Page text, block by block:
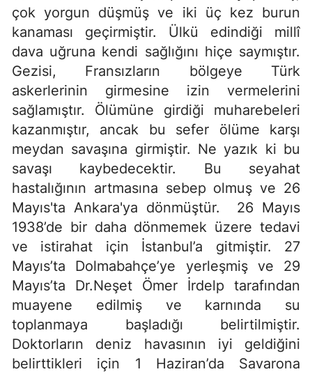
çok yorgun düşmüş ve iki üç kez burun
kanaması geçirmiştir. Ülkü edindiği millî
dava uğruna kendi sağlığını hiçe saymıştır.
Gezisi, Fransızların bölgeye Türk
askerlerinin girmesine izin vermelerini
sağlamıştır. Ölümüne girdiği muharebeleri
kazanmıştır, ancak bu sefer ölüme karşı
meydan savaşına girmiştir. Ne yazık ki bu
savaşı kaybedecektir. Bu seyahat
hastalığının artmasına sebep olmuş ve 26
Mayıs'ta Ankara'ya dönmüştür. 26 Mayıs
1938’de bir daha dönmemek üzere tedavi
ve istirahat için İstanbul’a gitmiştir. 27
Mayıs’ta Dolmabahçe’ye yerleşmiş ve 29
Mayıs’ta Dr.Neşet Ömer İrdelp tarafından
muayene edilmiş ve karnında su
toplanmaya başladığı belirtilmiştir.
Doktorların deniz havasının iyi geldiğini
belirttikleri için 1 Haziran’da Savarona